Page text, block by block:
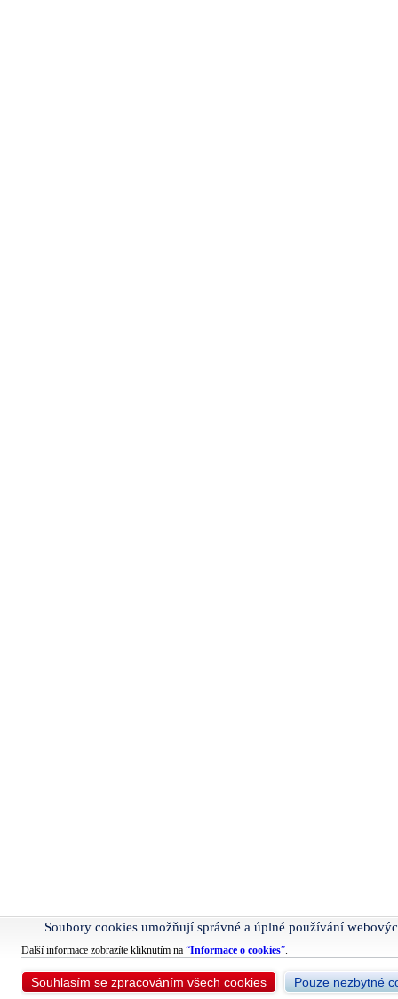
Soubory cookies umožňují správné a úplné používání
Další informace zobrazíte kliknutím na “Informace o cookies”.
Souhlasím se zpracováním všech cookies Pouze nezbytné